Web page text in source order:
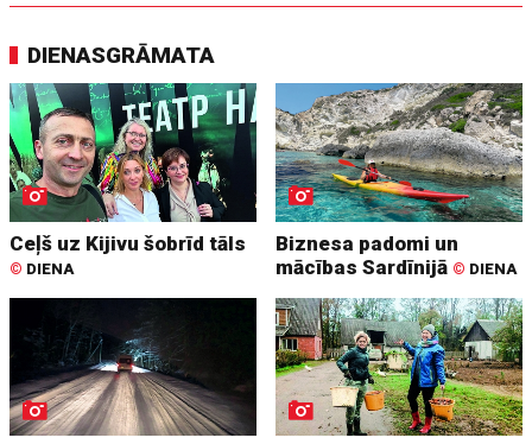
DIENASGRĀMATA
Ceļš uz Kijivu šobrīd tāls
© DIENA
Biznesa padomi un
mācības Sardīnijā © DIENA